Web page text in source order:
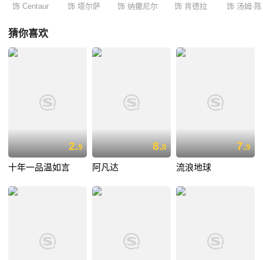
饰 Centaur 饰 塔尔萨 饰 纳撒尼尔 饰 肯德拉 饰 汤姆·陈
猜你喜欢
2.9
十年一品温如言
8.8
阿凡达
7.9
流浪地球